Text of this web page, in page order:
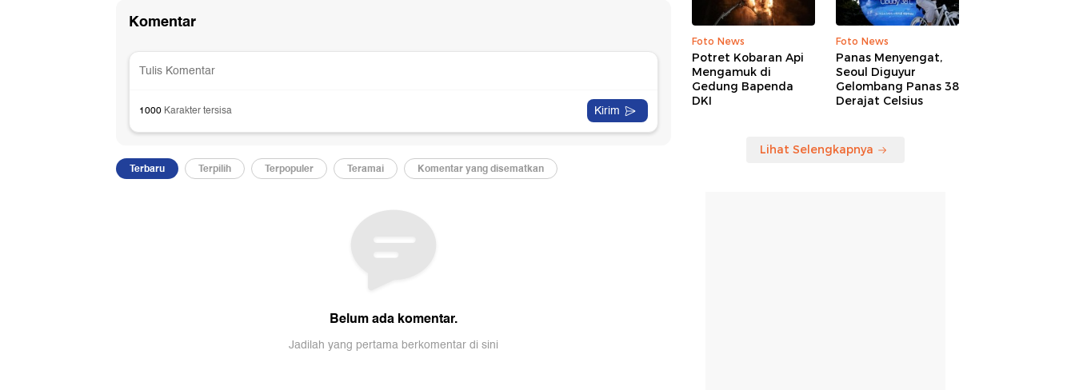
Foto News
Potret Kobaran Api
Mengamuk di
Gedung Bapenda
DKI
Foto News
Panas Menyengat,
Seoul Diguyur
Gelombang Panas 38
Derajat Celsius
Lihat Selengkapnya